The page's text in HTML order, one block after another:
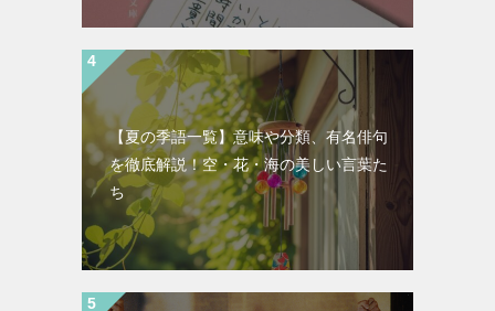
【夏の季語一覧】意味や分類、有名俳句
を徹底解説！空・花・海の美しい言葉た
ち